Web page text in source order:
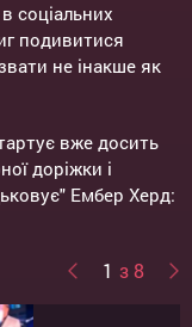
соціальних
подивитися
не інакше як
вже досить
доріжки і
Ембер Херд:
1 з 8